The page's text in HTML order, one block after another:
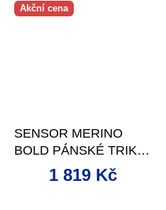
Akční cena
SENSOR MERINO
BOLD PÁNSKÉ TRIKO
DL.RUKÁV
ANTHRACITE GRAY
1 819 Kč